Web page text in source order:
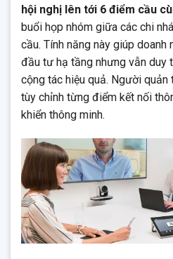
hội nghị lên tới 6 điểm cầu
buổi họp nhóm giữa các chi
cầu. Tính năng này giúp
đầu tư hạ tầng nhưng vẫn duy
cộng tác hiệu quả. Người
tùy chỉnh từng điểm kết nối
khiển thông minh.